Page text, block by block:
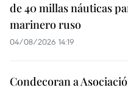
de 40 millas náuticas
marinero ruso
04/08/2026 14:19
Condecoran a